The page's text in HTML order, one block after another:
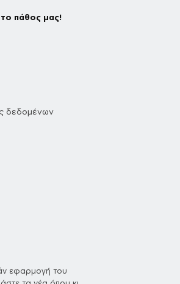
πάθος μας!
δεδομένων
εφαρμογή του